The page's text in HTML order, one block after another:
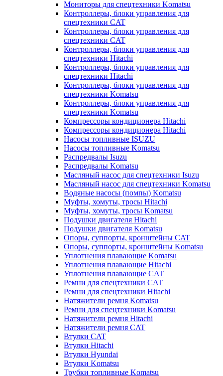
Мониторы для спецтехники Komatsu
Контроллеры, блоки управления для
спецтехники CAT
Контроллеры, блоки управления для
спецтехники CAT
Контроллеры, блоки управления для
спецтехники Hitachi
Контроллеры, блоки управления для
спецтехники Hitachi
Контроллеры, блоки управления для
спецтехники Komatsu
Контроллеры, блоки управления для
спецтехники Komatsu
Компрессоры кондиционера Hitachi
Компрессоры кондиционера Hitachi
Насосы топливные ISUZU
Насосы топливные Komatsu
Распредвалы Isuzu
Распредвалы Komatsu
Масляный насос для спецтехники Isuzu
Масляный насос для спецтехники Komatsu
Водяные насосы (помпы) Komatsu
Муфты, хомуты, тросы Hitachi
Муфты, хомуты, тросы Komatsu
Подушки двигателя Hitachi
Подушки двигателя Komatsu
Опоры, суппорты, кронштейны CAT
Опоры, суппорты, кронштейны Komatsu
Уплотнения плавающие Komatsu
Уплотнения плавающие Hitachi
Уплотнения плавающие CAT
Ремни для спецтехники CAT
Ремни для спецтехники Hitachi
Натяжители ремня Komatsu
Ремни для спецтехники Komatsu
Натяжители ремня Hitachi
Натяжители ремня CAT
Втулки CAT
Втулки Hitachi
Втулки Hyundai
Втулки Komatsu
Трубки топливные Komatsu